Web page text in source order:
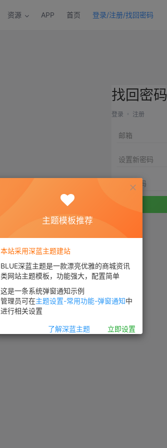
资源 APP 首页 登录/注册/找回密码
找回密码
登录 注册
邮箱
设置新密码
重复密码
主题模板推荐
本站采用深蓝主题建站
BLUE深蓝主题是一款漂亮优雅的商城资讯
类网站主题模板，功能强大，配置简单
这是一条系统弹窗通知示例
管理员可在主题设置-常用功能-弹窗通知中
进行相关设置
了解深蓝主题 立即设置